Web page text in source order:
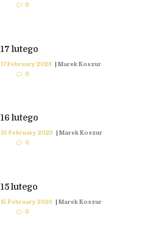
0
17 lutego
17 February 2023 | Marek Koszur
0
16 lutego
16 February 2023 | Marek Koszur
0
15 lutego
15 February 2023 | Marek Koszur
0